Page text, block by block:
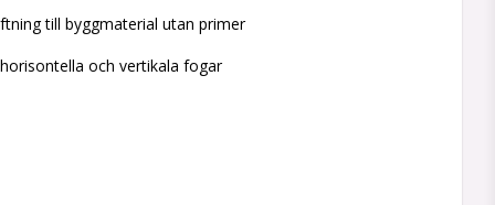
till byggmaterial utan primer
och vertikala fogar